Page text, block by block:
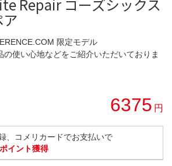
Repair コーズシックス
限定モデル
の使い心地などをご紹介いただいておりま
6375 円
、コメリカードでお支払いで
イント獲得